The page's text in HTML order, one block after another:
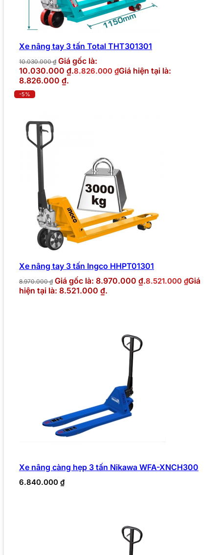
Xe nâng tay 3 tấn Total THT301301
10.030.000₫ Giá gốc là:
10.030.000 ₫.8.826.000 ₫Giá hiện tại là:
8.826.000 ₫.
-5%
Xe nâng tay 3 tấn Ingco HHPT01301
8.970.000₫ Giá gốc là: 8.970.000 ₫.8.521.000 ₫Giá
hiện tại là: 8.521.000 ₫.
Xe nâng càng hẹp 3 tấn Nikawa WFA-XNCH300
6.840.000 ₫